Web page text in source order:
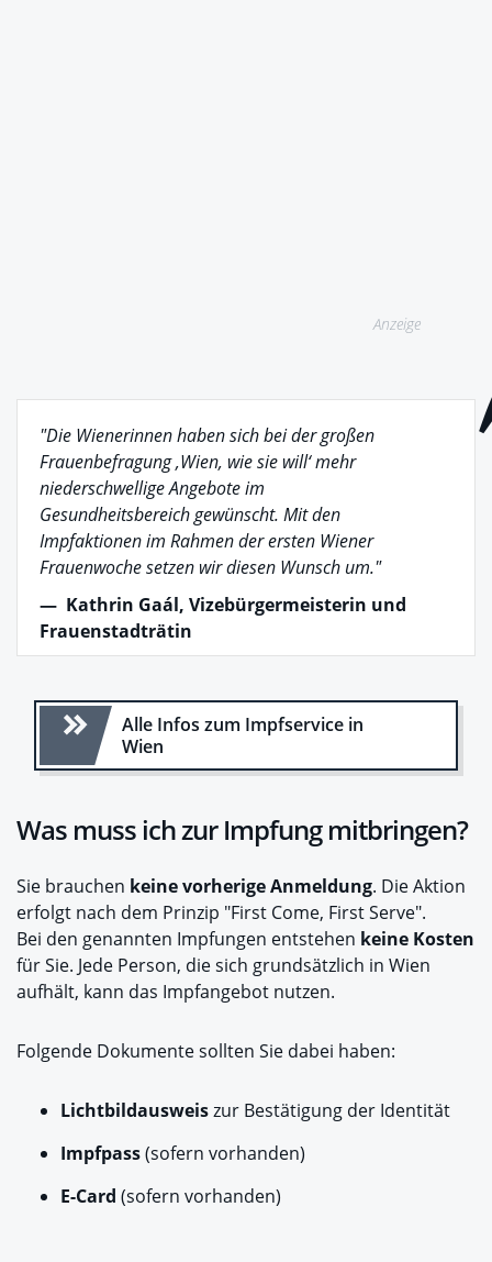
Anzeige
"Die Wienerinnen haben sich bei der großen
Frauenbefragung ‚Wien, wie sie will‘ mehr
niederschwellige Angebote im
Gesundheitsbereich gewünscht. Mit den
Impfaktionen im Rahmen der ersten Wiener
Frauenwoche setzen wir diesen Wunsch um."
— Kathrin Gaál, Vizebürgermeisterin und
Frauenstadträtin
Alle Infos zum Impfservice in
Wien
Was muss ich zur Impfung mitbringen?
Sie brauchen keine vorherige Anmeldung. Die Aktion
erfolgt nach dem Prinzip "First Come, First Serve".
Bei den genannten Impfungen entstehen keine Kosten
für Sie. Jede Person, die sich grundsätzlich in Wien
aufhält, kann das Impfangebot nutzen.
Folgende Dokumente sollten Sie dabei haben:
Lichtbildausweiszur Bestätigung der Identität
Impfpass(sofern vorhanden)
E-Card (sofern vorhanden)